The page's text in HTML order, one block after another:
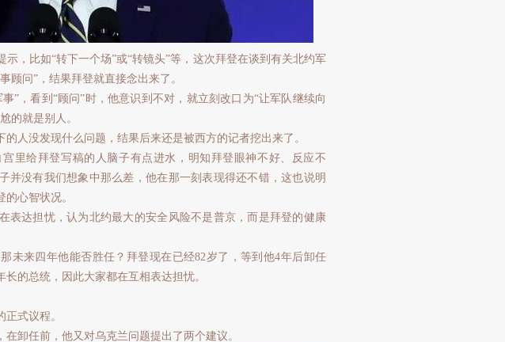
，比如“转下一个场”或“转镜头”等，这次拜登在谈到有关北约军
顾问”，结果拜登就直接念出来了。
”，看到“顾问”时，他意识到不对，就立刻改口为“让军队继续向
的就是别人。
人没发现什么问题，结果后来还是被西方的记者挖出来了。
里给拜登写稿的人脑子有点进水，明知拜登眼神不好、反应不
并没有我们想象中那么差，他在那一刻表现得还不错，这也说明
心智状况。
表达担忧，认为北约最大的安全风险不是普京，而是拜登的健康
未来四年他能否胜任？拜登现在已经82岁了，等到他4年后卸任
的总统，因此大家都在互相表达担忧。
式议程。
卸任前，他又对乌克兰问题提出了两个建议。